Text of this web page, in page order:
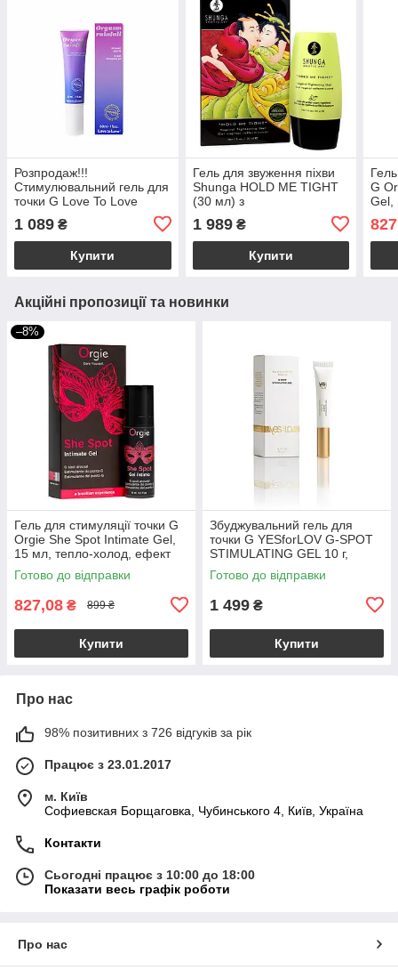
Розпродаж!!!
Стимулювальний гель для
точки G Love To Love
(термін 30.04.2027)
1 089 ₴
Купити
Гель для звуження піхви
Shunga HOLD ME TIGHT
(30 мл) з
ефектом
1 989₴
Купити
G
Gel,
Акційні пропозиції та новинки
–8%
Гель для стимуляції точки G
Orgie She Spot Intimate Gel,
15 мл, тепло-холод, ефект
вібрації
Готово до відправки
827,08 ₴ 899 ₴
Купити
Збуджувальний гель для
точки G YESforLOV G-SPOT
STIMULATING GEL 10 г,
натуральний склад
Готово до відправки
1 499 ₴
Купити
Про нас
98% позитивних з 726 відгуків за рік
Працює з 23.01.2017
м. Київ
Софиевская Борщаговка, Чубинського 4, Київ, Україна
Контакти
Сьогодні працює з 10:00 до 18:00
Показати весь графік роботи
Про нас